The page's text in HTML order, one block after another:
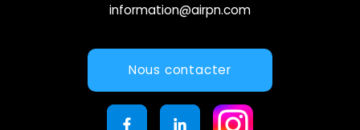
information@airpn.com
Nous contacter